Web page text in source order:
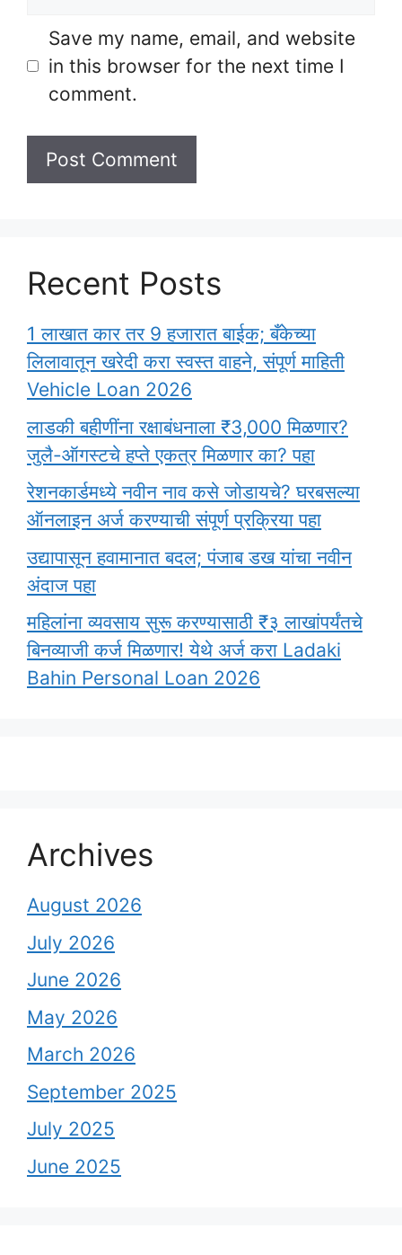
Save my name, email, and website
in this browser for the next time I
comment.
Recent Posts
1 लाखात कार तर 9 हजारात बाईक; बँकेच्या
लिलावातून खरेदी करा स्वस्त वाहने, संपूर्ण माहिती
Vehicle Loan 2026
लाडकी बहीणींना रक्षाबंधनाला ₹3,000 मिळणार?
जुलै-ऑगस्टचे हप्ते एकत्र मिळणार का? पहा
रेशनकार्डमध्ये नवीन नाव कसे जोडायचे? घरबसल्या
ऑनलाइन अर्ज करण्याची संपूर्ण प्रक्रिया पहा
उद्यापासून हवामानात बदल; पंजाब डख यांचा नवीन
अंदाज पहा
महिलांना व्यवसाय सुरू करण्यासाठी ₹३ लाखांपर्यंतचे
बिनव्याजी कर्ज मिळणार! येथे अर्ज करा Ladaki
Bahin Personal Loan 2026
Archives
August 2026
July 2026
June 2026
May 2026
March 2026
September 2025
July 2025
June 2025